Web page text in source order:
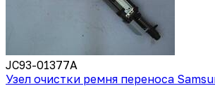
JC93-01377A
Узел очистки ремня переноса